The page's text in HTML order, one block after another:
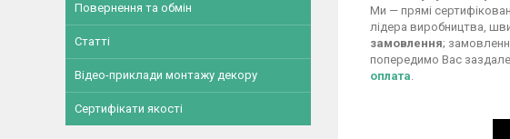
Ми — прямі
лідера виробництва,
замовлення;
попередимо Вас
оплата.
Повернення та обмін
Статті
Відео-приклади монтажу декору
Сертифікати якості